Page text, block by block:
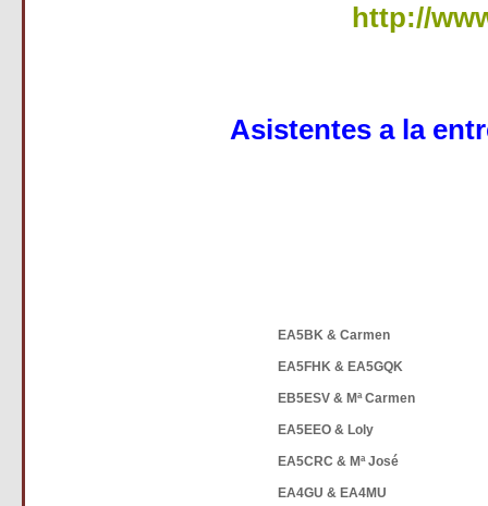
http://
Asistentes a la
EA5BK & Carmen
EA5FHK & EA5GQK
EB5ESV & Mª Carmen
EA5EEO & Loly
EA5CRC & Mª José
EA4GU & EA4MU